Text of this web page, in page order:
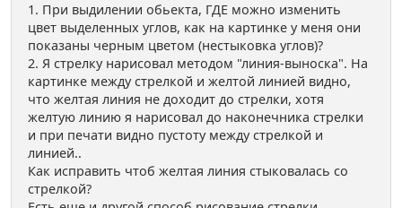
1. При выдилении обьекта, ГДЕ можно изменить
цвет выделенных углов, как на картинке у меня они
показаны черным цветом (нестыковка углов)?
2. Я стрелку нарисовал методом "линия-выноска". На
картинке между стрелкой и желтой линией видно,
что желтая линия не доходит до стрелки, хотя
желтую линию я нарисовал до наконечника стрелки
и при печати видно пустоту между стрелкой и
линией..
Как исправить чтоб желтая линия стыковалась со
стрелкой?